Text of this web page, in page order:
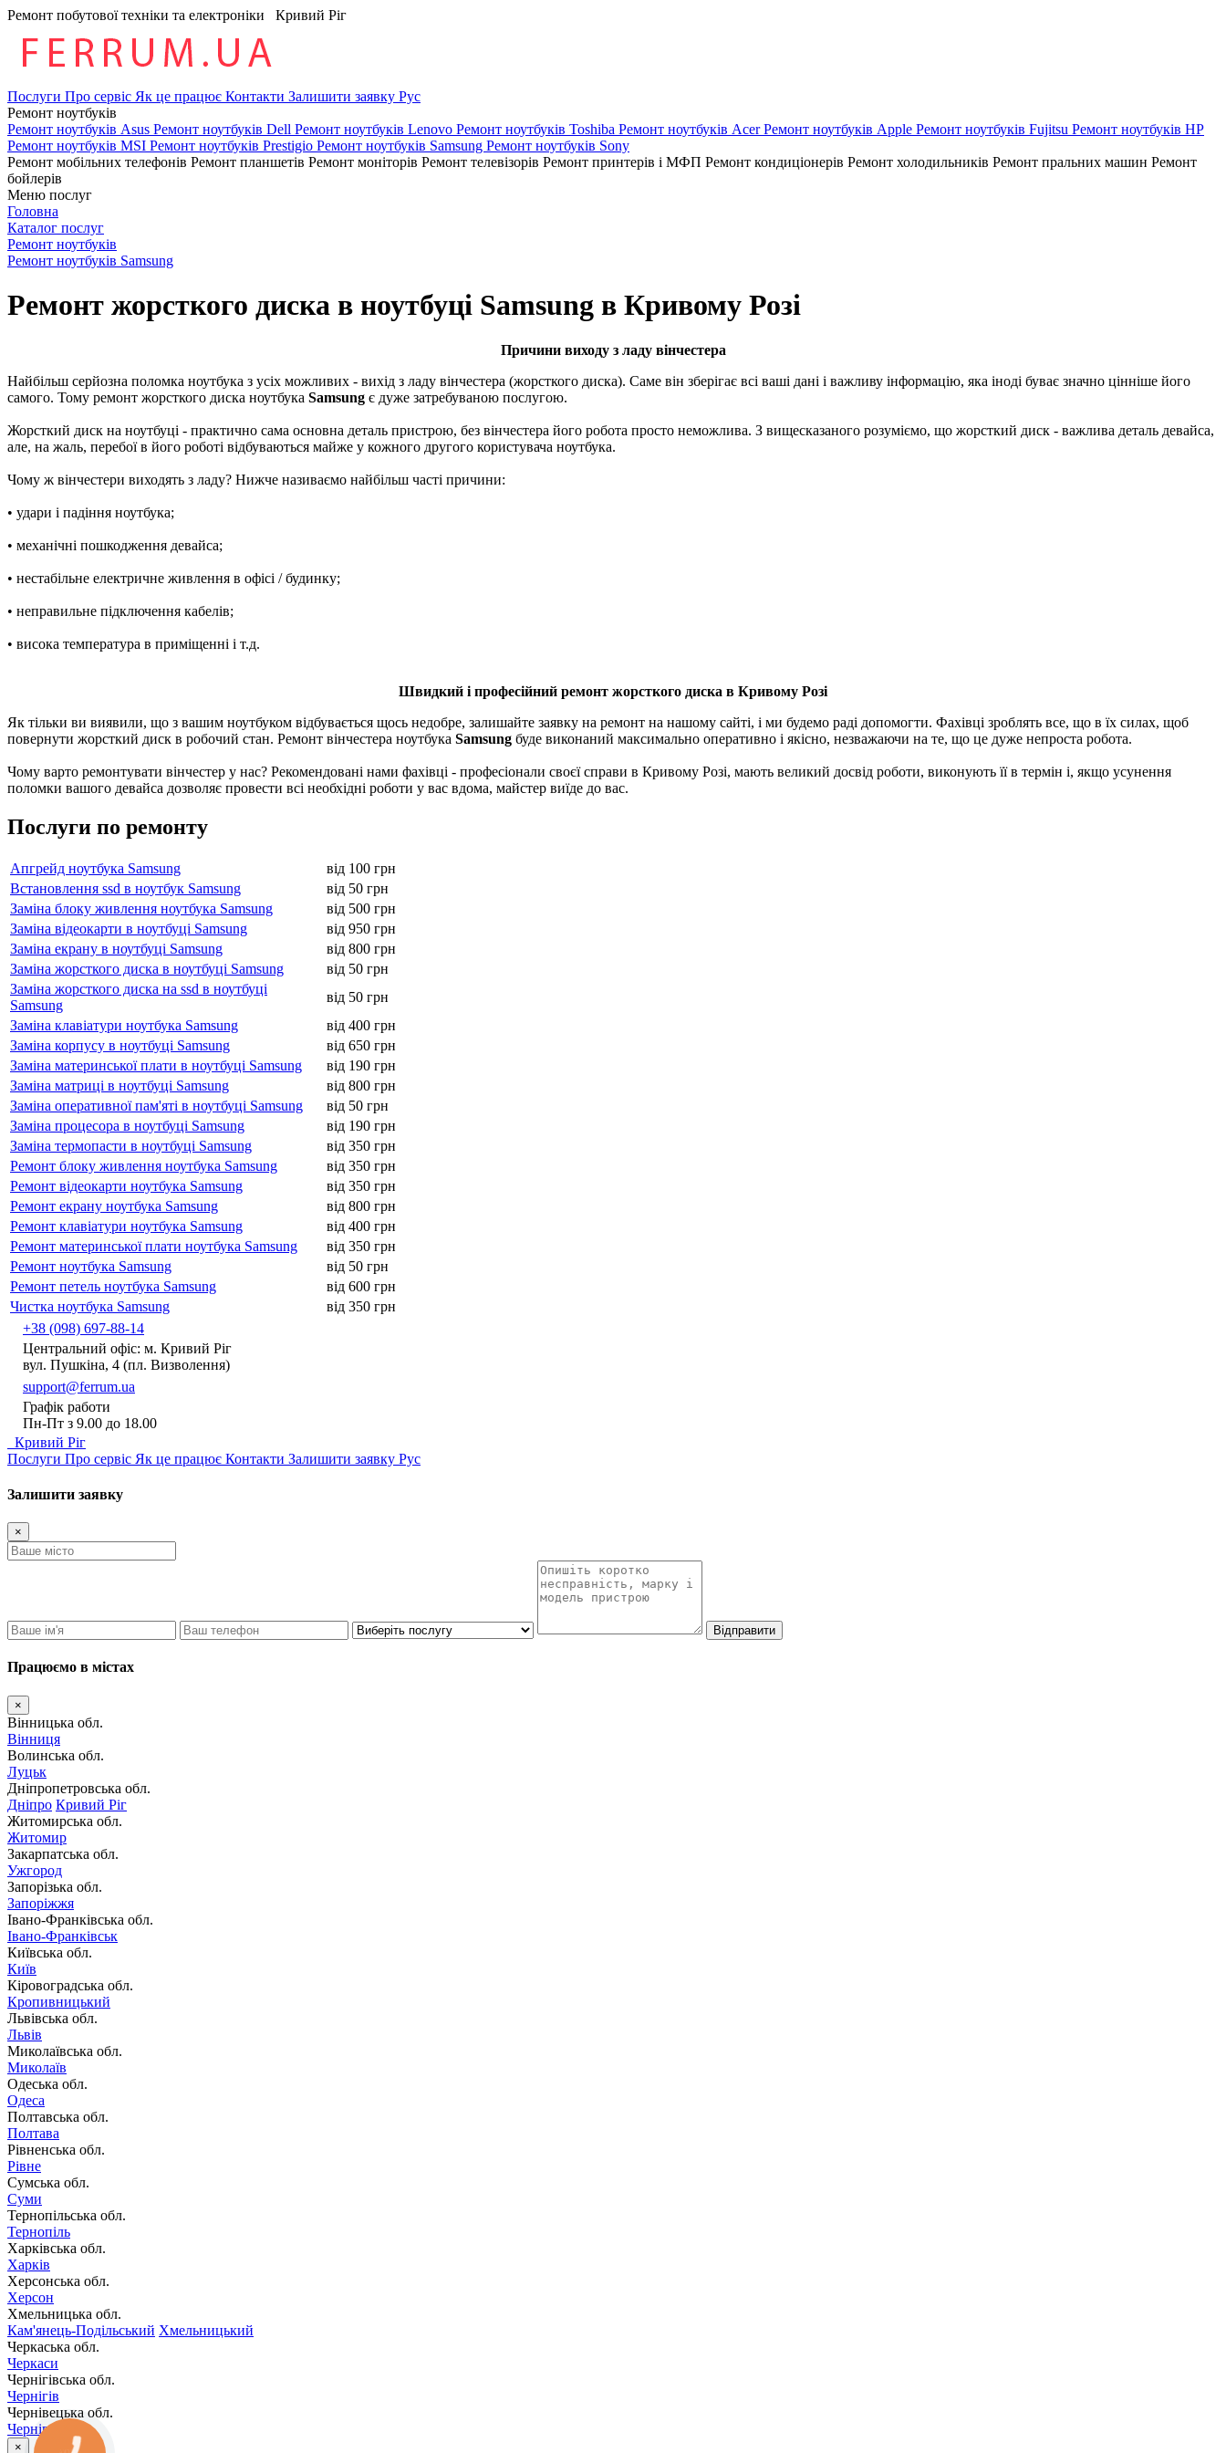
Ремонт побутової техніки та електроніки Кривий Ріг
Послуги Про сервіс Як це працює Контакти Залишити заявку Рус
Ремонт ноутбуків
Ремонт ноутбуків Asus Ремонт ноутбуків Dell Ремонт ноутбуків Lenovo Ремонт ноутбуків Toshiba Ремонт ноутбуків AcerРемонт ноутбуків Apple Ремонт ноутбуків Fujitsu Ремонт ноутбуків HP
Ремонт ноутбуків MSI Ремонт ноутбуків Prestigio Ремонт ноутбуків Samsung Ремонт ноутбуків Sony
Ремонт мобільних телефонів Ремонт планшетів Ремонт моніторів Ремонт телевізорів Ремонт принтерів і МФП Ремонт кондиціонерів Ремонт холодильників Ремонт пральних машин Ремонт
бойлерів
Меню послуг
Головна
Каталог послуг
Ремонт ноутбуків
Ремонт ноутбуків Samsung
Ремонт жорсткого диска в ноутбуці Samsung в Кривому Розі
Причини виходу з ладу вінчестера
Найбільш серйозна поломка ноутбука з усіх можливих - вихід з ладу вінчестера (жорсткого диска). Саме він зберігає всі ваші дані і важливу інформацію, яка іноді буває значно цінніше його
самого. Тому ремонт жорсткого диска ноутбука Samsung є дуже затребуваною послугою.
Жорсткий диск на ноутбуці - практично сама основна деталь пристрою, без вінчестера його робота просто неможлива. З вищесказаного розуміємо, що жорсткий диск - важлива деталь девайса,
але, на жаль, перебої в його роботі відбуваються майже у кожного другого користувача ноутбука.
Чому ж вінчестери виходять з ладу? Нижче називаємо найбільш часті причини:
• удари і падіння ноутбука;
• механічні пошкодження девайса;
• нестабільне електричне живлення в офісі / будинку;
• неправильне підключення кабелів;
• висока температура в приміщенні і т.д.
Швидкий і професійний ремонт жорсткого диска в Кривому Розі
Як тільки ви виявили, що з вашим ноутбуком відбувається щось недобре, залишайте заявку на ремонт на нашому сайті, і ми будемо раді допомогти. Фахівці зроблять все, що в їх силах, щоб
повернути жорсткий диск в робочий стан. Ремонт вінчестера ноутбука Samsung буде виконаний максимально оперативно і якісно, ​​незважаючи на те, що це дуже непроста робота.
Чому варто ремонтувати вінчестер у нас? Рекомендовані нами фахівці - професіонали своєї справи в Кривому Розі, мають великий досвід роботи, виконують її в термін і, якщо усунення
поломки вашого девайса дозволяє провести всі необхідні роботи у вас вдома, майстер виїде до вас.
Послуги по ремонту
Апгрейд ноутбука Samsung
від 100 грн
Встановлення ssd в ноутбук Samsung
від 50 грн
Заміна блоку живлення ноутбука Samsung
від 500 грн
Заміна відеокарти в ноутбуці Samsung
від 950 грн
Заміна екрану в ноутбуці Samsung
від 800 грн
Заміна жорсткого диска в ноутбуці Samsung
від 50 грн
Заміна жорсткого диска на ssd в ноутбуці
Samsung
від 50 грн
Заміна клавіатури ноутбука Samsung
від 400 грн
Заміна корпусу в ноутбуці Samsung
від 650 грн
Заміна материнської плати в ноутбуці Samsung
від 190 грн
Заміна матриці в ноутбуці Samsung
від 800 грн
Заміна оперативної пам'яті в ноутбуці Samsung
від 50 грн
Заміна процесора в ноутбуці Samsung
від 190 грн
Заміна термопасти в ноутбуці Samsung
від 350 грн
Ремонт блоку живлення ноутбука Samsung
від 350 грн
Ремонт відеокарти ноутбука Samsung
від 350 грн
Ремонт екрану ноутбука Samsung
від 800 грн
Ремонт клавіатури ноутбука Samsung
від 400 грн
Ремонт материнської плати ноутбука Samsung
від 350 грн
Ремонт ноутбука Samsung
від 50 грн
Ремонт петель ноутбука Samsung
від 600 грн
Чистка ноутбука Samsung
від 350 грн
+38 (098) 697-88-14
Центральний офіс: м. Кривий Ріг
вул. Пушкіна, 4 (пл. Визволення)
support@ferrum.ua
Графік работи
Пн-Пт з 9.00 до 18.00
Кривий Ріг
Послуги Про сервіс Як це працює Контакти Залишити заявку Рус
Залишити заявку
×
Відправити
Працюємо в містах
×
Вінницька обл.
Вінниця
Волинська обл.
Луцьк
Дніпропетровська обл.
Дніпро Кривий Ріг
Житомирська обл.
Житомир
Закарпатська обл.
Ужгород
Запорізька обл.
Запоріжжя
Івано-Франківська обл.
Івано-Франківськ
Київська обл.
Київ
Кіровоградська обл.
Кропивницький
Львівська обл.
Львів
Миколаївська обл.
Миколаїв
Одеська обл.
Одеса
Полтавська обл.
Полтава
Рівненська обл.
Рівне
Сумська обл.
Суми
Тернопільська обл.
Тернопіль
Харківська обл.
Харків
Херсонська обл.
Херсон
Хмельницька обл.
Кам'янець-Подільський Хмельницький
Черкаська обл.
Черкаси
Чернігівська обл.
Чернігів
Чернівецька обл.
Чернівці
×